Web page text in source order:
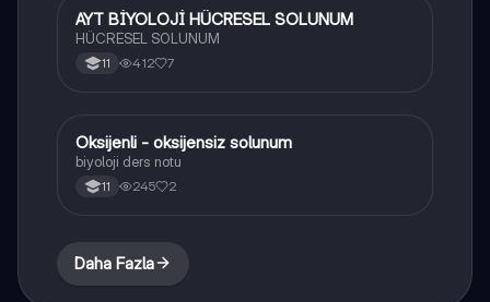
Biyoloji
AYT BİYOLOJİ HÜCRESEL SOLUNUM
HÜCRESEL SOLUNUM
11 412 7
Biyoloji
Oksijenli - oksijensiz solunum
biyoloji ders notu
11 245 2
Daha Fazla